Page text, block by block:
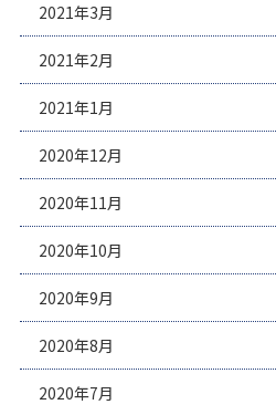
2021年3月
2021年2月
2021年1月
2020年12月
2020年11月
2020年10月
2020年9月
2020年8月
2020年7月